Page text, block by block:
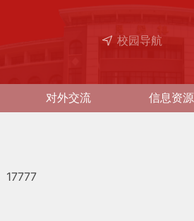
校园导航
对外交流 信息资源
17777